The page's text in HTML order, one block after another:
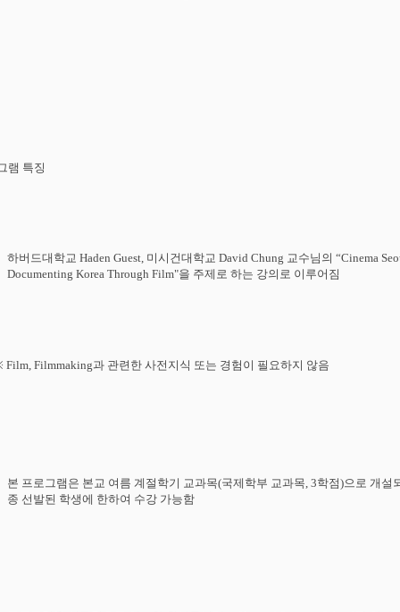
램 특징
하버드대학교 Haden Guest, 미시건대학교 David Chung 교수님의 “Cinema
Documenting Korea Through Film"을 주제로 하는 강의로 이루어짐
Film, Filmmaking과 관련한 사전지식 또는 경험이 필요하지 않음
본 프로그램은 본교 여름 계절학기 교과목(국제학부 교과목, 3학점)으로 개설
종 선발된 학생에 한하여 수강 가능함